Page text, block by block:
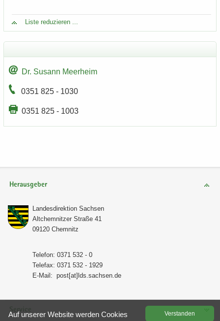
Liste re­du­zie­ren ...
Dr. Su­sann Meer­heim
0351 825 - 1030
0351 825 - 1003
Herausgeber
Lan­des­di­rek­ti­on Sach­sen
Alt­chem­nit­zer Stra­ße 41
09120 Chem­nitz
Te­le­fon: 0371 532 - 0
Te­le­fax: 0371 532 - 1929
E-​Mail: post[at]lds.sach­sen.de
Ver­stan­den
Auf un­se­rer Web­site wer­den Coo­kies